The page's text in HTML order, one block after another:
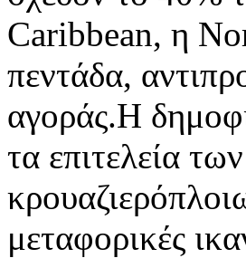
Caribbean, η
πεντάδα,
αγοράς.Η
τα επιτελεία
μεταφορικές